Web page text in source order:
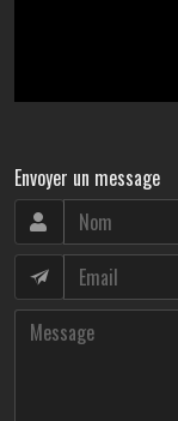
Envoyer un message